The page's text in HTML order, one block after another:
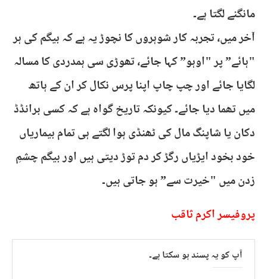
مانگنے لگتا ہے۔
آخر میں، تجربہ کار شوہروں کا نچوڑ یہ ہے کہ بیگم کی ہر
"ہائے” پر "اوہو” کہا جائے، تھوڑی سی ہمدردی کا مسالہ
لگایا جائے اور چپ چاپ اپنا پرس نکال کر ان کے ہاتھ
میں تھما دیا جائے۔ کیونکہ تاریخ گواہ ہے کہ کسی برانڈڈ
دکان یا شاپنگ مال کی ٹھنڈی ہوا لگتے ہی تمام بیماریاں
خود بخود ایڑیاں رگڑ کر دم توڑ دیتی ہیں اور بیگم چشمِ
زدن میں "خیرت سے” ہو جاتی ہیں۔
پروفیسر اکرم ثاقب
آپ کو یہ پسند ہو سکتا ہے۔